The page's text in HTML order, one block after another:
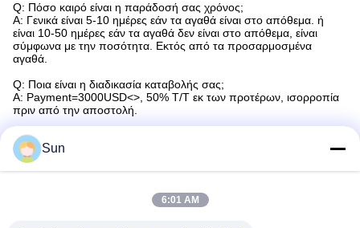
Q: Πόσο καιρό είναι η παράδοσή σας χρόνος;
Α: Γενικά είναι 5-10 ημέρες εάν τα αγαθά είναι στο απόθεμα. ή
είναι 10-50 ημέρες εάν τα αγαθά δεν είναι στο απόθεμα, είναι
σύμφωνα με την ποσότητα. Εκτός από τα προσαρμοσμένα
αγαθά.
Q: Ποια είναι η διαδικασία καταβολής σας;
Α: Payment=3000USD<>, 50% T/T εκ των προτέρων, ισορροπία
πριν από την αποστολή.
Ετικέττες: Βιομηχανικό Κλιπ Stenter
Υλικό Αλουμινίου Με Κλιπ Stenter
Sun
6:01 AM